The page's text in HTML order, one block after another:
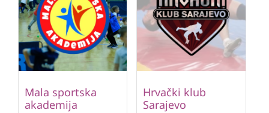
Mala sportska
akademija
Hrvački klub
Sarajevo